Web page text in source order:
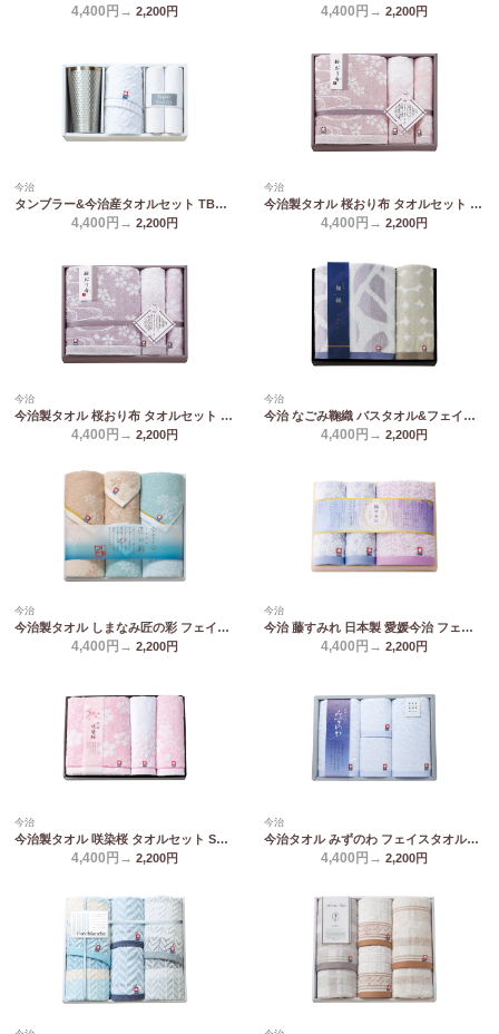
4,400円→ 2,200円 4,400円→ 2,200円
今治
タンブラー&今治産タオルセット TBR-043
4,400円→ 2,200円
今治
今治製タオル 桜おり布 タオルセット ピンク IS9640 PI/PU
4,400円→ 2,200円
今治
今治製タオル 桜おり布 タオルセット パープル IS9640 PI/PU
4,400円→ 2,200円
今治
今治 なごみ鞠織 バスタオル&フェイスタオル N-20400
4,400円→ 2,200円
今治
今治製タオル しまなみ匠の彩 フェイスタオル2P&ウォッシュタオル2P IMM-043
4,400円→ 2,200円
今治
今治 藤すみれ 日本製 愛媛今治 フェイスタオル&ハンドタオル2P(木箱入) 66640
4,400円→ 2,200円
今治
今治製タオル 咲染桜 タオルセット SZ-4001
4,400円→ 2,200円
今治
今治タオル みずのわ フェイスタオル2P&ウォッシュタオル2P MZ30400
4,400円→ 2,200円